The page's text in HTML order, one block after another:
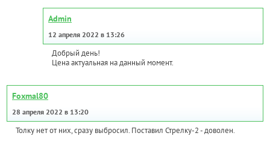
Admin
12 апреля 2022 в 13:26
Добрый день!
Цена актуальная на данный момент.
Foxmal80
28 апреля 2022 в 13:20
Толку нет от них, сразу выбросил. Поставил Стрелку-2 - доволен.